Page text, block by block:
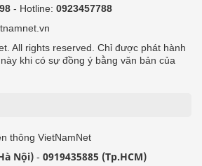
- Hotline: 0923457788
All rights reserved. Chỉ được phát hành
khi có sự đồng ý bằng văn bản của
thông VietNamNet
Nội) - 0919435885 (Tp.HCM)